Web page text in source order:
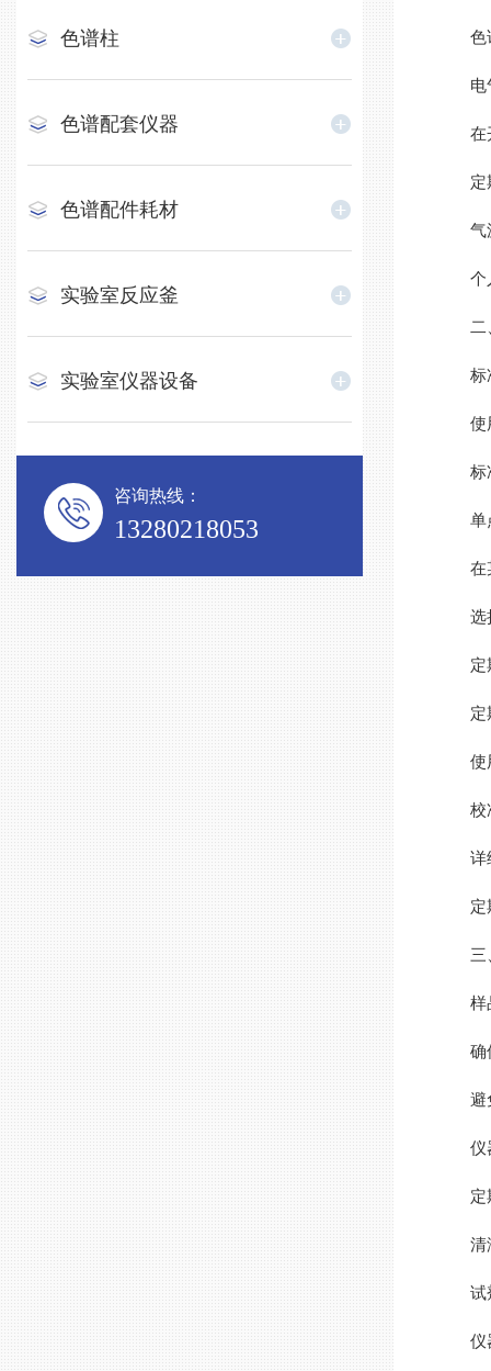
色谱柱
色谱配套仪器
色谱配件耗材
实验室反应釜
实验室仪器设备
咨询热线：
13280218053
色谱
电
在开
定期
气源
个人
二
标准
使用
标准
单
在某
选择
定
定期
使用
校
详细
定期
三、
样
确保
避免
仪
定期
清洁
试
仪器